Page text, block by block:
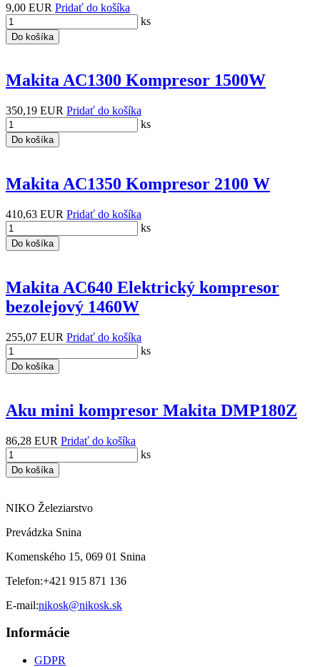
9,00 EUR Pridať do košíka
ks
Do košíka
Makita AC1300 Kompresor 1500W
350,19 EUR Pridať do košíka
ks
Do košíka
Makita AC1350 Kompresor 2100 W
410,63 EUR Pridať do košíka
ks
Do košíka
Makita AC640 Elektrický kompresor
bezolejový 1460W
255,07 EUR Pridať do košíka
ks
Do košíka
Aku mini kompresor Makita DMP180Z
86,28 EUR Pridať do košíka
ks
Do košíka
NIKO Železiarstvo
Prevádzka Snina
Komenského 15, 069 01 Snina
Telefon:+421 915 871 136
E-mail:nikosk@nikosk.sk
Informácie
GDPR